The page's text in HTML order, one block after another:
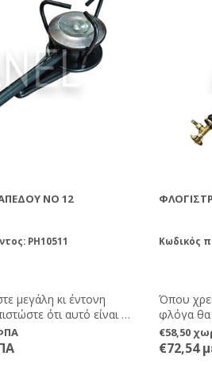
ΝΟ 12
PH10511
μεγάλη κι έντονη
ότι αυτό είναι το
Φλόγιστρο
πίεσης 8-10 kw.
Κωδικός
Όπου
φλόγα θα
μονό
€58,50
€72,54